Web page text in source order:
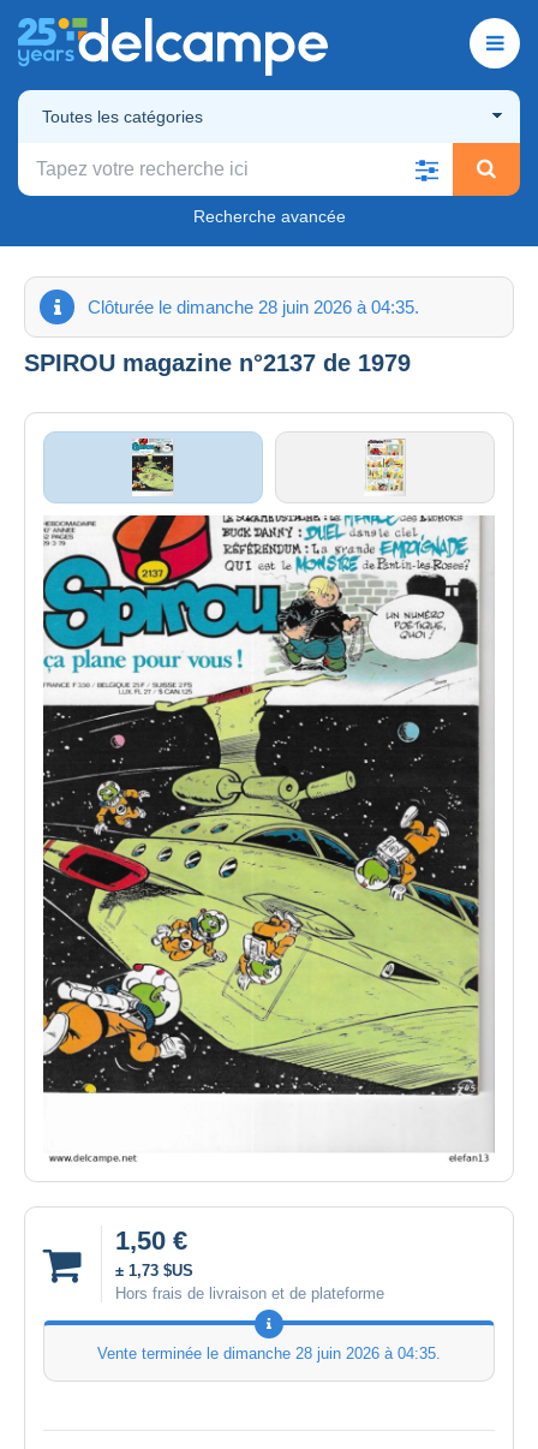
Toutes les catégories
Recherche avancée
Clôturée le dimanche 28 juin 2026 à 04:35.
SPIROU magazine n°2137 de 1979
1,50 €
± 1,73 $US
Hors frais de livraison et de plateforme
Vente terminée le dimanche 28 juin 2026 à 04:35.